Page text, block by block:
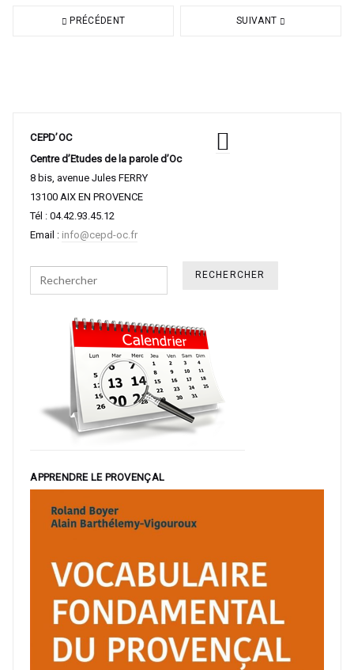
PRÉCÉDENT SUIVANT
CEPD’OC
Centre d’Etudes de la parole d’Oc
8 bis, avenue Jules FERRY
13100 AIX EN PROVENCE
Tél : 04.42.93.45.12
Email : info@cepd-oc.fr
Search
APPRENDRE LE PROVENÇAL